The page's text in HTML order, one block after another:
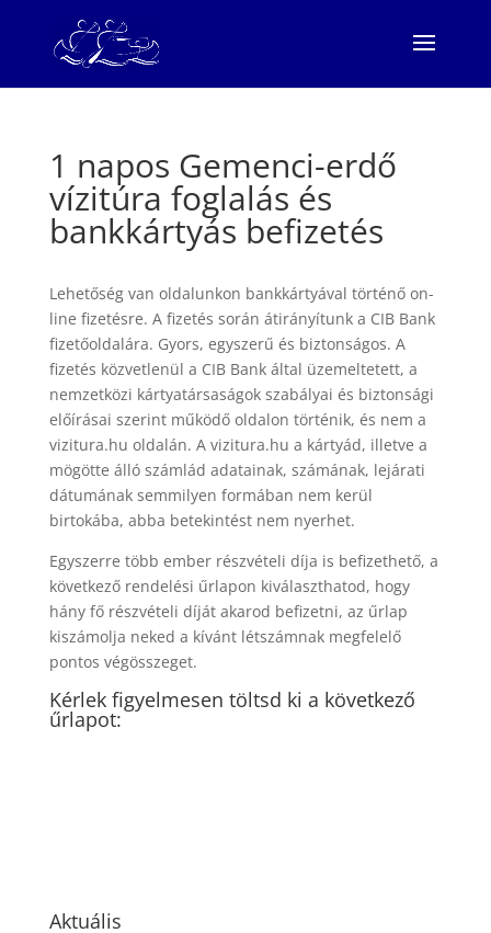
1 napos Gemenci-erdő
vízitúra foglalás és
bankkártyás befizetés
Lehetőség van oldalunkon bankkártyával történő on-
line fizetésre. A fizetés során átirányítunk a CIB Bank
fizetőoldalára. Gyors, egyszerű és biztonságos. A
fizetés közvetlenül a CIB Bank által üzemeltetett, a
nemzetközi kártyatársaságok szabályai és biztonsági
előírásai szerint működő oldalon történik, és nem a
vizitura.hu oldalán. A vizitura.hu a kártyád, illetve a
mögötte álló számlád adatainak, számának, lejárati
dátumának semmilyen formában nem kerül
birtokába, abba betekintést nem nyerhet.
Egyszerre több ember részvételi díja is befizethető, a
következő rendelési űrlapon kiválaszthatod, hogy
hány fő részvételi díját akarod befizetni, az űrlap
kiszámolja neked a kívánt létszámnak megfelelő
pontos végösszeget.
Kérlek figyelmesen töltsd ki a következő
űrlapot:
Aktuális